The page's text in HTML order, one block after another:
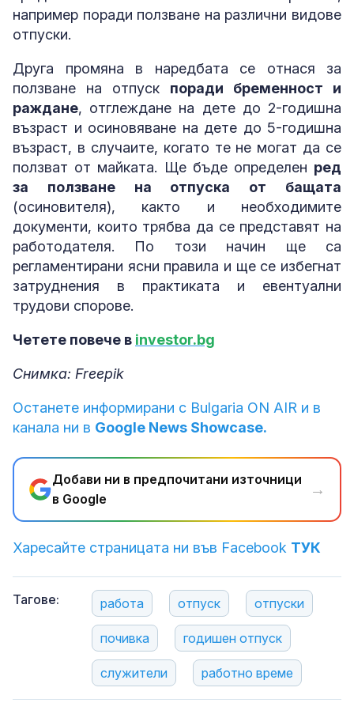
например поради ползване на различни видове
отпуски.
Друга промяна в наредбата се отнася за
ползване на отпуск поради бременност и
раждане, отглеждане на дете до 2-годишна
възраст и осиновяване на дете до 5-годишна
възраст, в случаите, когато те не могат да се
ползват от майката. Ще бъде определен ред
за ползване на отпуска от бащата
(осиновителя), както и необходимите
документи, които трябва да се представят на
работодателя. По този начин ще са
регламентирани ясни правила и ще се избегнат
затруднения в практиката и евентуални
трудови спорове.
Четете повече в investor.bg
Снимка: Freepik
Останете информирани с Bulgaria ON AIR и в
канала ни в Google News Showcase.
Добави ни в предпочитани източници
в Google
→
Харесайте страницата ни във Facebook ТУК
Тагове: работа отпуск отпуски
почивка годишен отпуск
служители работно време